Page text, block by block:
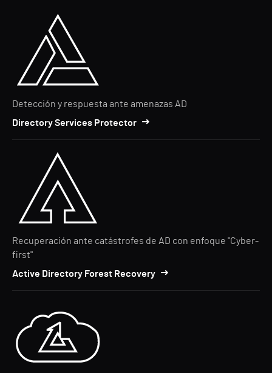
Detección y respuesta ante amenazas AD
Directory Services Protector
Recuperación ante catástrofes de AD con enfoque "Cyber-
first"
Active Directory Forest Recovery